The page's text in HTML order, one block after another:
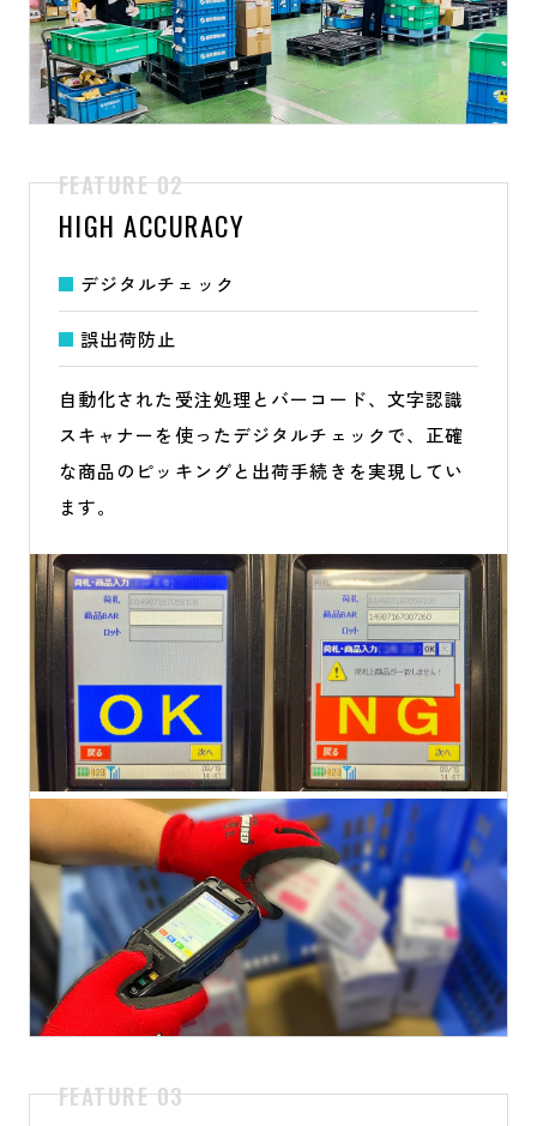
HIGH ACCURACY
デジタルチェック
誤出荷防止
自動化された受注処理とバーコード、文字認識
スキャナーを使ったデジタルチェックで、正確
な商品のピッキングと出荷手続きを実現してい
ます。